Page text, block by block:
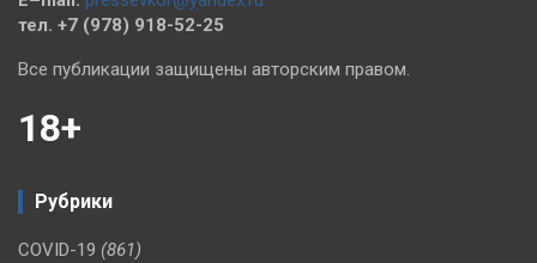
тел. +7 (978) 918-52-25
Все публикации защищены авторским правом.
18+
Рубрики
COVID-19 (861)